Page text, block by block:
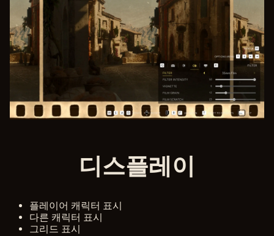
디스플레이
플레이어 캐릭터 표시
다른 캐릭터 표시
그리드 표시